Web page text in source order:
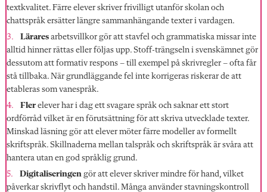
textkvalitet. Färre elever skriver frivilligt utanför skolan och
chattspråk ersätter längre sammanhängande texter i vardagen.
Lärares arbetsvillkor gör att stavfel och grammatiska missar inte
alltid hinner rättas eller följas upp. Stoff-trängseln i svenskämnet gör
dessutom att formativ respons – till exempel på skrivregler – ofta får
stå tillbaka. När grundläggande fel inte korrigeras riskerar de att
etableras som vanespråk.
Fler elever har i dag ett svagare språk och saknar ett stort
ordförråd vilket är en förutsättning för att skriva utvecklade texter.
Minskad läsning gör att elever möter färre modeller av formellt
skriftspråk. Skillnaderna mellan talspråk och skriftspråk är svåra att
hantera utan en god språklig grund.
Digitaliseringen gör att elever skriver mindre för hand, vilket
påverkar skrivflyt och handstil. Många använder stavningskontroll